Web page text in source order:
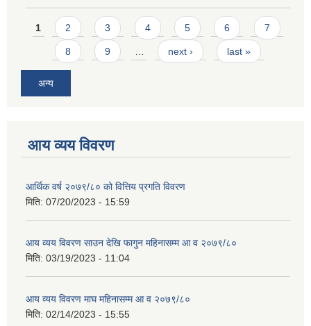
Pages
1 2 3 4 5 6 7
8 9 next › last »
अन्य
आय व्यय विवरण
आर्थिक वर्ष २०७९/८० को वित्तिय प्रगति विवरण
मिति: 07/20/2023 - 15:59
आय व्यय विवरण साउन देखि फागुन महिनासम्म आ व २०७९/८०
मिति: 03/19/2023 - 11:04
आय व्यय विवरण माघ महिनासम्म आ व २०७९/८०
मिति: 02/14/2023 - 15:55